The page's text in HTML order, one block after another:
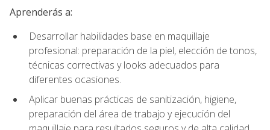
Aprenderás a:
Desarrollar habilidades base en maquillaje
profesional: preparación de la piel, elección de tonos,
técnicas correctivas y looks adecuados para
diferentes ocasiones.
Aplicar buenas prácticas de sanitización, higiene,
preparación del área de trabajo y ejecución del